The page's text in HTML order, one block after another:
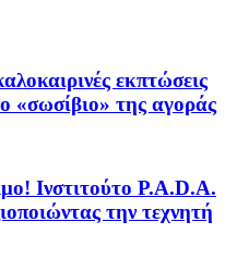
εκπτώσεις
«σωσίβιο» της αγοράς
Ινστιτούτο P.A.D.A.
την τεχνητή